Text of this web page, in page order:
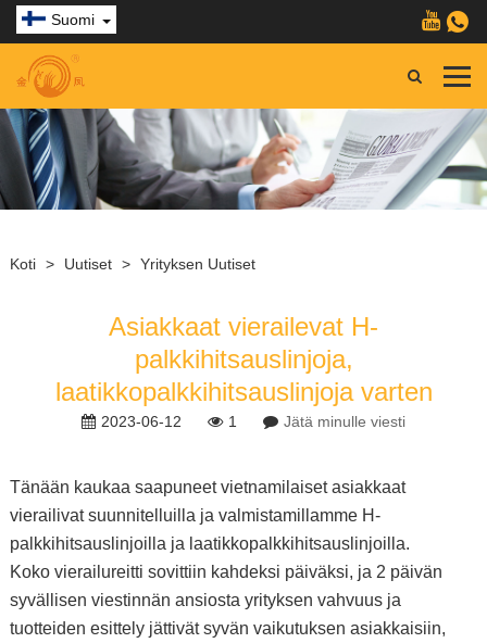
Suomi
Koti > Uutiset > Yrityksen Uutiset
Asiakkaat vierailevat H-
palkkihitsauslinjoja,
laatikkopalkkihitsauslinjoja varten
2023-06-12 1 Jätä minulle viesti
Tänään kaukaa saapuneet vietnamilaiset asiakkaat
vierailivat suunnitelluilla ja valmistamillamme H-
palkkihitsauslinjoilla ja laatikkopalkkihitsauslinjoilla.
Koko vierailureitti sovittiin kahdeksi päiväksi, ja 2 päivän
syvällisen viestinnän ansiosta yrityksen vahvuus ja
tuotteiden esittely jättivät syvän vaikutuksen asiakkaisiin,